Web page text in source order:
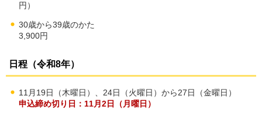
円）
30歳から39歳のかた
3,900円
日程（令和8年）
11月19日（木曜日）、24日（火曜日）から27日（金曜日）
申込締め切り日：11月2日（月曜日）